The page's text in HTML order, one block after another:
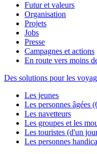
Futur et valeurs
Organisation
Projets
Jobs
Presse
Campagnes et actions
En route vers moins
Des solutions pour les
Les jeunes
Les personnes âgées
Les navetteurs
Les groupes et les
Les touristes (d'un
Les personnes